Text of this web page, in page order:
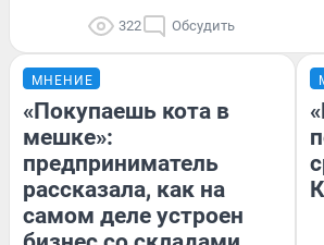
322 Обсудить
МНЕНИЕ
«Покупаешь кота в
мешке»:
предприниматель
рассказала, как на
самом деле устроен